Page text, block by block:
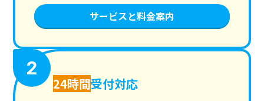
サービスと料金案内
2
24時間受付対応